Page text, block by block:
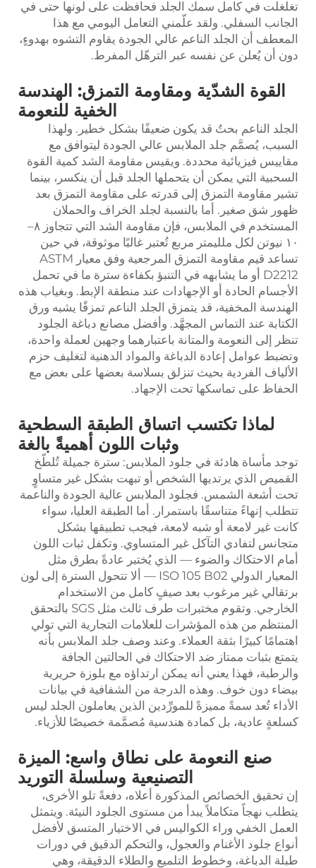
تغلغلت في كامل سمك الجلد فحافظت على لونها حتى في
الجانب السفلي. ولقد علّمني التعامل اليومي مع هذا
المعطف أن الجلد الناعم عالي الجودة يقاوم التشوه بهدوءٍ،
دون أن يُعلن عن نفسه عبر الترهّل المفرط.
القوة الشدّية ومقاومة التمزق: الهندسة
الخفية للنعومة
الجلد الناعم بحتٌ قد يكون ضعيفًا بشكل خطير. ولهذا
السبب، يُصمَّم جلد الملابس عالي الجودة ليتوافق مع
مقاييس فيزيائية محددة. ويقيس مقاومة الشد كمية القوة
السحبية التي يمكن أن يتحملها الجلد قبل أن ينكسر، بينما
تشير مقاومة التمزق إلى قدرته على مقاومة التمزق بعد
ظهور شق صغير. أما بالنسبة لجلد الخراف والحملان
المستخدم في الملابس، فإن مقاومة الشد التي تتجاوز ٨–
١٠ نيوتن لكل ملليمتر مربع تُعتبر غالبًا موثوقة، في حين
تساعد قيم مقاومة التمزق المرجعية وفق معيار ASTM
D2212 أو ما يشابهه في التنبؤ بكفاءة سترة ما في تحمل
الأجسام الحادة أو الإجهادات عند منطقة الإبط. وبغياب هذه
الهندسة المخفية، قد يتمزق الجلد الناعم تمزقًا يشبه ورق
الكتابة عند التماس المجهَّد. وأفضل مصانع دباغة الجلود
تنظر إلى النعومة والمتانة باعتبارهما وجهين لعملة واحدة،
وتضبط عوامل إعادة الدباغة والمواد الدهنية لتغليف حزم
الألياف الفردية بحيث تنزلق بسلاسة بعضها على بعض مع
الحفاظ على تماسكها تحت الإجهاد.
لماذا تكتسب اتساق الطبقة السطحية
وثبات اللون أهميةً بالغة
توجد مأساة هادئة في جلود الملابس: سترة جميلة تُلطّخ
القميص الذي يرتديها الشخص أو تبهت بشكل غير متساوٍ
تحت أشعة الشمس. فجلود الملابس عالية الجودة والناعمة
تتطلب إنهاءً متناسقًا باستمرار. أما الطبقة العليا، سواء
كانت غير لامعة أو شبه لامعة، فيجب تطبيقها بشكل
متجانس لتفادي التآكل غير المتساوي. وتكفل ثبات اللون
أمام الاحتكاك والضوء — الذي يُختبر عادةً بطرق مثل
المعيار الدولي ISO 105 B02 — ألا تتحول السترة إلى لون
برتقالي غير مرغوب بعد صيفٍ كامل من الاستخدام
الخارجي. وتقوم مختبرات طرف ثالث مثل SGS بالتحقق
المنتظم من هذه المؤشرات للعلامات التجارية التي تولي
اهتمامًا كبيرًا بثقة العملاء. وعند وصف جلد الملابس بأنه
يتمتع بثبات ممتاز ضد الاحتكاك في الحالتين الجافة
والرطبة، فهذا يعني أنه يمكن ارتداؤه مع بلوزة حريرية
بيضاء دون خوف. وهذه الدرجة من الشفافية في بيانات
الأداء تُعد سمةً مميزةً للمورِّدين الذين يعاملون الجلد ليس
كسلعةٍ عادية، بل كمادة هندسية مُصمَّمة خصيصًا للأزياء.
صنع النعومة على نطاق واسع: الميزة
التصنيعية وسلسلة التوريد
إن تحقيق الخصائص المذكورة أعلاه، دفعةً تلو الأخرى،
يتطلب نهجاً متكاملاً يبدأ من مستوى الجلود النيئة. ويتمثل
العمل الخفي وراء الكواليس في الاختيار المتسق لأفضل
أنواع جلود الأغنام والعجول، والتحكم الدقيق في دورات
طبلة الدباغة، وخطوط التلميع والطلاء الدقيقة، وهي